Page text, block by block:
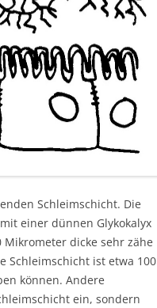
Schleimschicht. Die
einer dünnen Glykokalyx
dicke sehr zähe
Schleimschicht ist etwa 100
können. Andere
ein, sondern